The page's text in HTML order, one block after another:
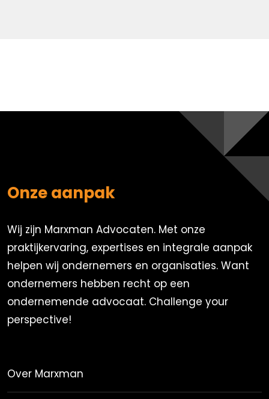
Onze aanpak
Wij zijn Marxman Advocaten. Met onze
praktijkervaring, expertises en integrale aanpak
helpen wij ondernemers en organisaties. Want
ondernemers hebben recht op een
ondernemende advocaat. Challenge your
perspective!
Over Marxman